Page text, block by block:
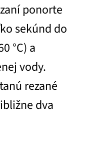
ponorte
sekúnd do
°C) a
vody.
rezané
dva